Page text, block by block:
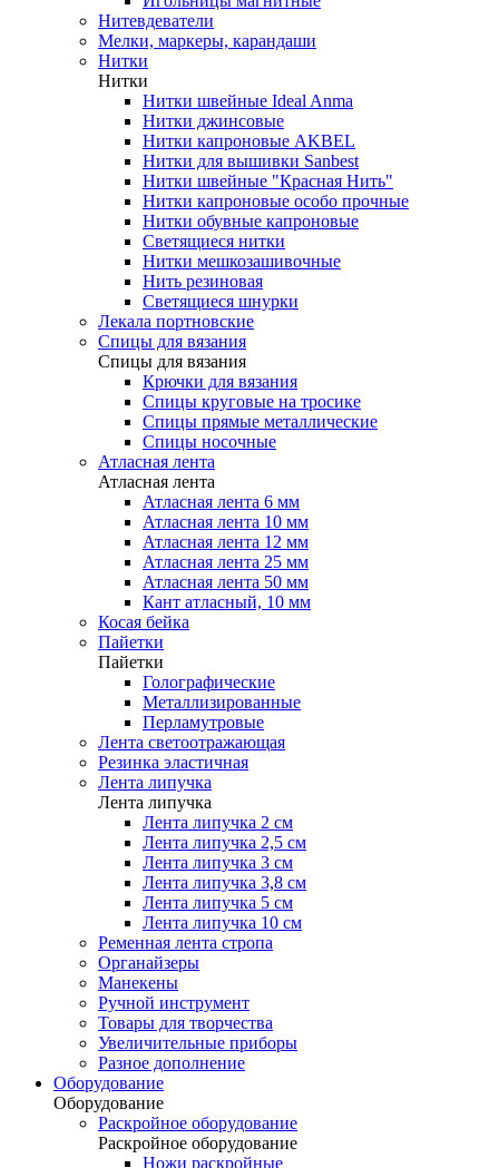
Нитевдеватели
Мелки, маркеры, карандаши
Нитки
Нитки
Нитки швейные Ideal Anma
Нитки джинсовые
Нитки капроновые AKBEL
Нитки для вышивки Sanbest
Нитки швейные "Красная Нить"
Нитки капроновые особо прочные
Нитки обувные капроновые
Светящиеся нитки
Нитки мешкозашивочные
Нить резиновая
Светящиеся шнурки
Лекала портновские
Спицы для вязания
Спицы для вязания
Крючки для вязания
Спицы круговые на тросике
Спицы прямые металлические
Спицы носочные
Атласная лента
Атласная лента
Атласная лента 6 мм
Атласная лента 10 мм
Атласная лента 12 мм
Атласная лента 25 мм
Атласная лента 50 мм
Кант атласный, 10 мм
Косая бейка
Пайетки
Пайетки
Голографические
Металлизированные
Перламутровые
Лента светоотражающая
Резинка эластичная
Лента липучка
Лента липучка
Лента липучка 2 см
Лента липучка 2,5 см
Лента липучка 3 см
Лента липучка 3,8 см
Лента липучка 5 см
Лента липучка 10 см
Ременная лента стропа
Органайзеры
Манекены
Ручной инструмент
Товары для творчества
Увеличительные приборы
Разное дополнение
Оборудование
Оборудование
Раскройное оборудование
Раскройное оборудование
Ножи раскройные